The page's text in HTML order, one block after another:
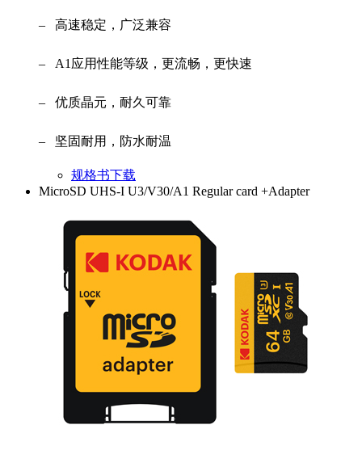
– 高速稳定，广泛兼容
– A1应用性能等级，更流畅，更快速
– 优质晶元，耐久可靠
– 坚固耐用，防水耐温
规格书下载
MicroSD UHS-I U3/V30/A1 Regular card +Adapter